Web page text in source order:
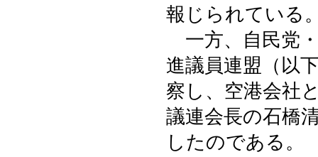
報じられている
一方、自民党
進議員連盟（以
察し、空港会社
議連会長の石橋
したのである。